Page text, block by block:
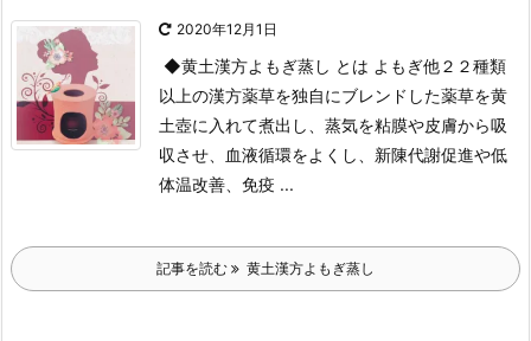
2020年12月1日
◆黄土漢方よもぎ蒸し とは よもぎ他２２種類
以上の漢方薬草を独自にブレンドした薬草を黄
土壺に入れて煮出し、蒸気を粘膜や皮膚から吸
収させ、血液循環をよくし、新陳代謝促進や低
体温改善、免疫 ...
記事を読む 黄土漢方よもぎ蒸し